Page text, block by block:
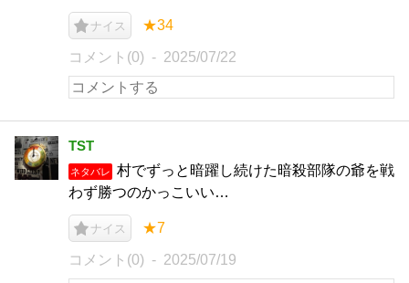
ナイス ★34
コメント(0) 2025/07/22
TST
ネタバレ
村でずっと暗躍し続けた暗殺部隊の爺を戦
わず勝つのかっこいい…
ナイス ★7
コメント(0) 2025/07/19